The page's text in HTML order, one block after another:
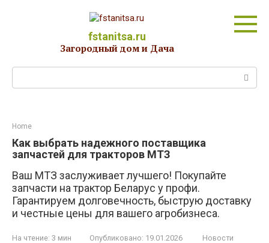
fstanitsa.ru
Загородный дом и Дача
Home
Как выбрать надежного поставщика
запчастей для тракторов МТЗ
Ваш МТЗ заслуживает лучшего! Покупайте
запчасти на трактор Беларус у профи.
Гарантируем долговечность, быструю доставку
и честные цены для вашего агробизнеса.
На чтение: 3 мин Опубликовано: 19.01.2026
Новости